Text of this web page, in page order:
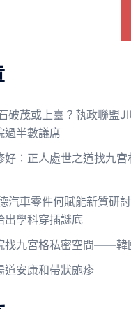
破茂或上臺？執政聯盟
過半數議席
好：正人處世之道找九
汽車零件何賦能新質研
出學科穿插謎底
找九宮格私密空間——韓
道安康和帶狀皰疹